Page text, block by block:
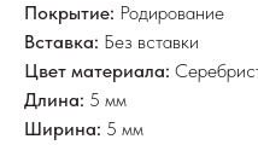
Покрытие: Родирование
Вставка: Без вставки
Цвет материала:
Длина: 5 мм
Ширина: 5 мм